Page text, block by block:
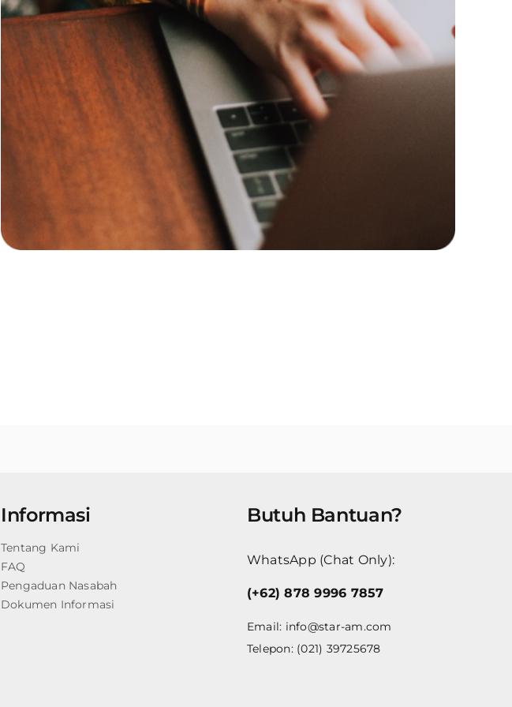
Informasi
Tentang Kami
FAQ
Pengaduan Nasabah
Dokumen Informasi
Butuh Bantuan?
WhatsApp (Chat Only):
(+62) 878 9996 7857
Email: info@star-am.com
Telepon: (021) 39725678